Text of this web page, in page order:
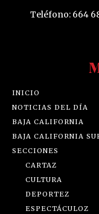
Teléfono: 664
INICIO
NOTICIAS DEL DÍA
BAJA CALIFORNIA
BAJA CALIFORNIA
SECCIONES
CARTAZ
CULTURA
DEPORTEZ
ESPECTÁCULOZ